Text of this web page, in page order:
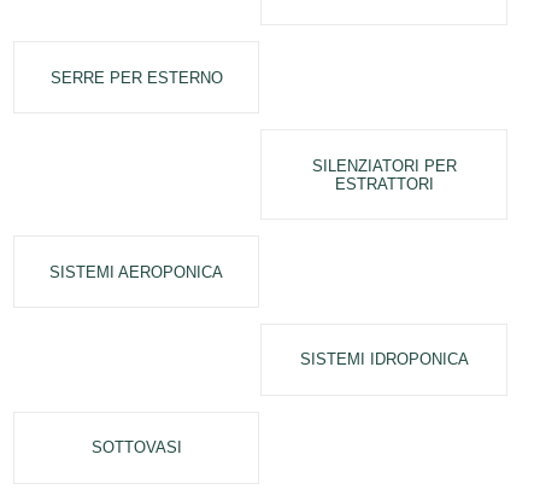
SERRE PER ESTERNO
SILENZIATORI PER
ESTRATTORI
SISTEMI AEROPONICA
SISTEMI IDROPONICA
SOTTOVASI